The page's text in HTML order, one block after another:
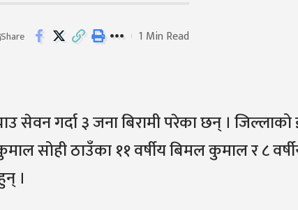
Share 1 Min Read
सेवन गर्दा ३ जना बिरामी परेका छन् । जिल्लाको
सोही ठाउँका ११ वर्षीय बिमल कुमाल र ८
।